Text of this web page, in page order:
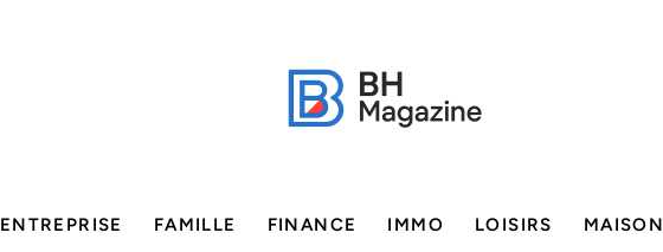
ENTREPRISE FAMILLE FINANCE IMMO LOISIRS MAISON